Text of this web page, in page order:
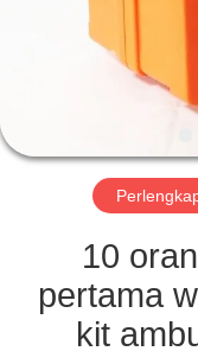
KONTROL
KUALITAS
HUBUNGI
KAMI
BERITA
KASUS-
10
pertama
kit